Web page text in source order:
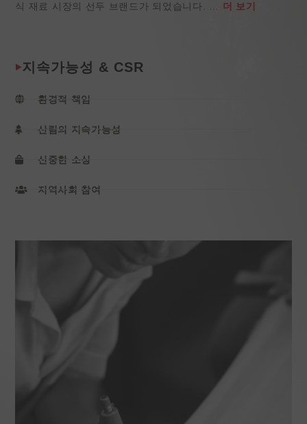
식 재료 시장의 선두 브랜드가 되었습니다.
더 보기
지속가능성 & CSR
환경적 책임
산림의 지속가능성
신중한 소싱
지역사회 참여